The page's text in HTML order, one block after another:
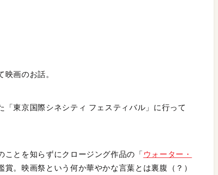
画のお話。
東京国際シネシティ フェスティバル」に行って
とを知らずにクロージング作品の「 ウォーター・
賞。映画祭という何か華やかな言葉とは裏腹（？）